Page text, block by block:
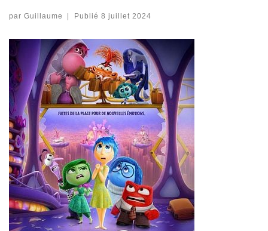
par Guillaume | Publié 8 juillet 2024